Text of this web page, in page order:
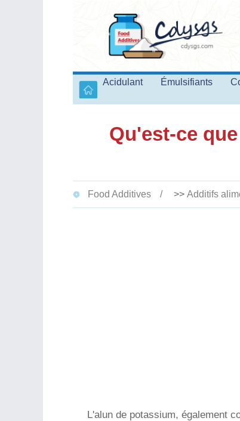
Acidulant Émulsifiants
Qu'est-ce
Food Additives >> Additifs
L'alun de potassium, également